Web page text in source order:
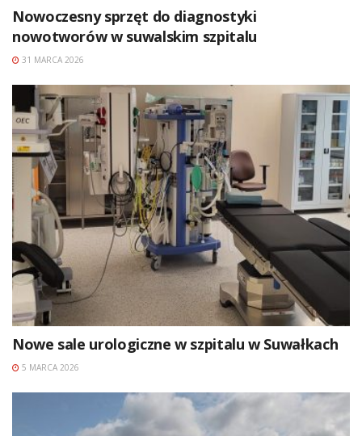
Nowoczesny sprzęt do diagnostyki
nowotworów w suwalskim szpitalu
31 MARCA 2026
Nowe sale urologiczne w szpitalu w Suwałkach
5 MARCA 2026